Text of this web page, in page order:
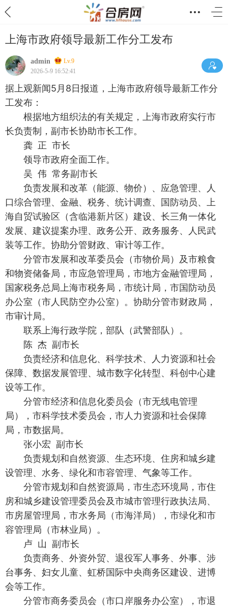
上海市政府领导最新工作分工发布
admin
Lv.9
2026-5-9 16:52:41
据上观新闻5月8日报道，上海市政府领导最新工作分
工发布：
根据地方组织法的有关规定，上海市政府实行市
长负责制，副市长协助市长工作。
龚 正 市长
领导市政府全面工作。
吴 伟 常务副市长
负责发展和改革（能源、物价）、应急管理、人
口综合管理、金融、税务、统计调查、国防动员、上
海自贸试验区（含临港新片区）建设、长三角一体化
发展、建议提案办理、政务公开、政务服务、人民武
装等工作。协助分管财政、审计等工作。
分管市发展和改革委员会（市物价局）及市粮食
和物资储备局，市应急管理局，市地方金融管理局，
国家税务总局上海市税务局，市统计局，市国防动员
办公室（市人民防空办公室）。协助分管市财政局，
市审计局。
联系上海行政学院，部队（武警部队）。
陈 杰 副市长
负责经济和信息化、科学技术、人力资源和社会
保障、数据发展管理、城市数字化转型、科创中心建
设等工作。
分管市经济和信息化委员会（市无线电管理
局），市科学技术委员会，市人力资源和社会保障
局，市数据局。
张小宏 副市长
负责规划和自然资源、生态环境、住房和城乡建
设管理、水务、绿化和市容管理、气象等工作。
分管市规划和自然资源局，市生态环境局，市住
房和城乡建设管理委员会及市城市管理行政执法局、
市房屋管理局，市水务局（市海洋局），市绿化和市
容管理局（市林业局）。
卢 山 副市长
负责商务、外资外贸、退役军人事务、外事、涉
台事务、妇女儿童、虹桥国际中央商务区建设、进博
会等工作。
分管市商务委员会（市口岸服务办公室），市退